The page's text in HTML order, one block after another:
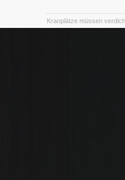
Kranplätze müssen